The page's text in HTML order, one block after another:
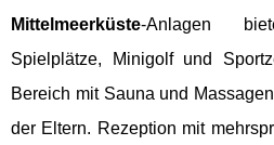
Mittelmeerküste-Anlagen
Spielplätze, Minigolf und
Bereich mit Sauna und
der Eltern. Rezeption mit